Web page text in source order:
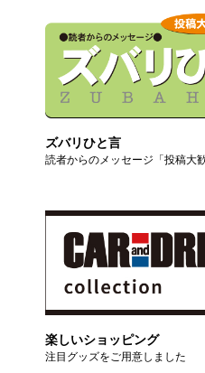
ズバリひと言
読者からのメッセージ「投稿大歓
楽しいショッピング
注目グッズをご用意しました